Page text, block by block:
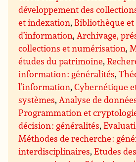
développement des
et indexation, Bibliothèque et
d’information,Archivage,
collections et numérisation,
études du patrimoine,
information : généralités,
l’information,Cybernétique
systèmes,Analyse de
Programmation et
décision : généralités,
Méthodes de recherche :
interdisciplinaires,Etudes